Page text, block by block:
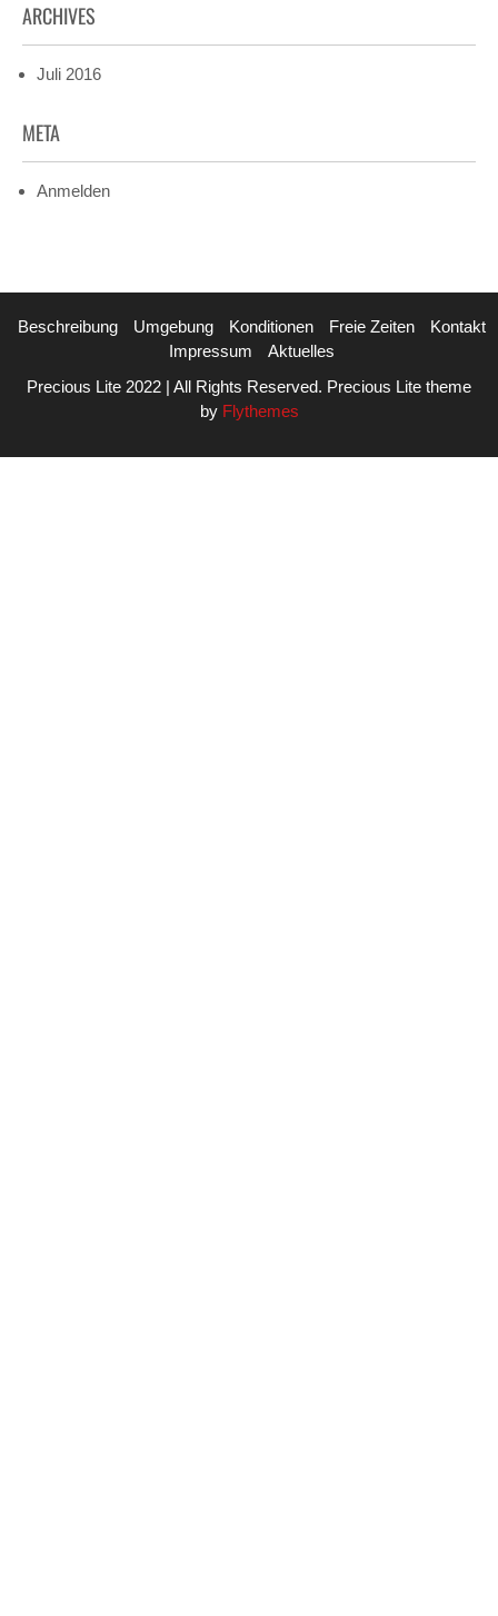
ARCHIVES
Juli 2016
META
Anmelden
Beschreibung Umgebung Konditionen Freie Zeiten
Kontakt
Impressum
Aktuelles
Precious Lite 2022 | All Rights Reserved. Precious Lite theme
byFlythemes